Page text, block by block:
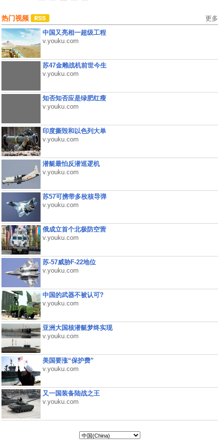
热门视频 更多
中国又亮相一超级工程
v.youku.com
苏47金雕战机前世今生
v.youku.com
知否知否应是绿肥红瘦
v.youku.com
印度撕毁和以色列大单
v.youku.com
潜艇最怕反潜巡逻机
v.youku.com
苏57可携带多枚核导弹
v.youku.com
俄成立首个北极防空营
v.youku.com
苏-57威胁F-22地位
v.youku.com
中国的武器不被认可?
v.youku.com
亚洲大国核潜艇梦终实现
v.youku.com
美国要涨“保护费”
v.youku.com
又一国装备陆战之王
v.youku.com